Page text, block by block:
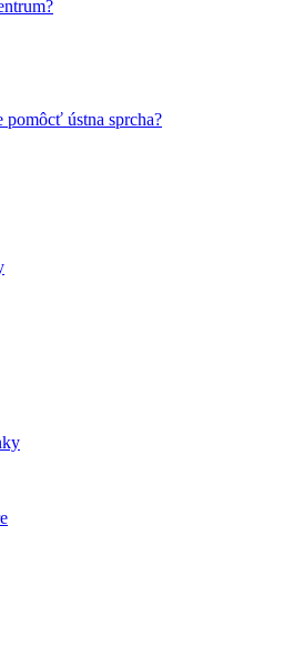
pomôcť ústna sprcha?